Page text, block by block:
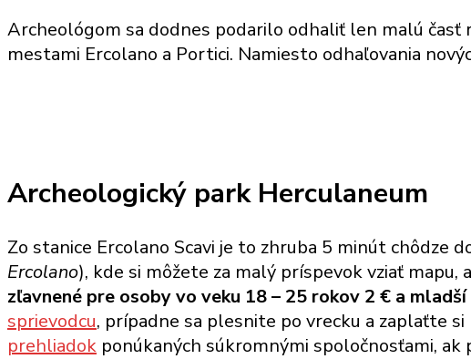
Archeológom sa dodnes podarilo odhaliť len malú
mestami Ercolano a Portici. Namiesto odhaľovania
Archeologický park Herculaneum
Zo stanice Ercolano Scavi je to zhruba 5 minút chôdze
Ercolano), kde si môžete za malý príspevok vziať
zľavnené pre osoby vo veku 18 – 25 rokov 2 € a
sprievodcu, prípadne sa plesnite po vrecku a zaplaťte si
prehliadok ponúkaných súkromnými spoločnosťami,